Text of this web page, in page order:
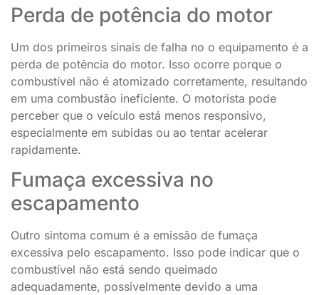
Perda de potência do motor
Um dos primeiros sinais de falha no o equipamento é a
perda de potência do motor. Isso ocorre porque o
combustível não é atomizado corretamente, resultando
em uma combustão ineficiente. O motorista pode
perceber que o veículo está menos responsivo,
especialmente em subidas ou ao tentar acelerar
rapidamente.
Fumaça excessiva no
escapamento
Outro sintoma comum é a emissão de fumaça
excessiva pelo escapamento. Isso pode indicar que o
combustível não está sendo queimado
adequadamente, possivelmente devido a uma